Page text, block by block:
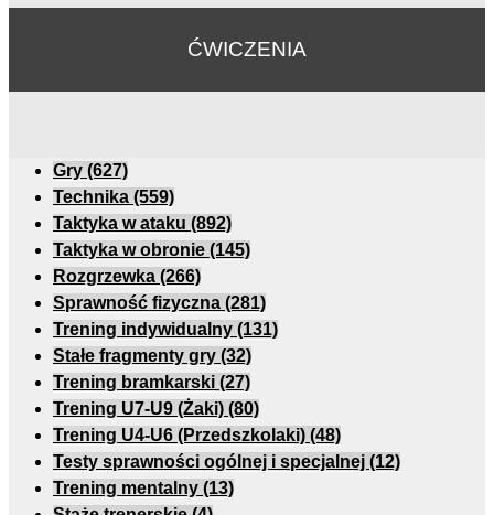
ĆWICZENIA
Gry (627)
Technika (559)
Taktyka w ataku (892)
Taktyka w obronie (145)
Rozgrzewka (266)
Sprawność fizyczna (281)
Trening indywidualny (131)
Stałe fragmenty gry (32)
Trening bramkarski (27)
Trening U7-U9 (Żaki) (80)
Trening U4-U6 (Przedszkolaki) (48)
Testy sprawności ogólnej i specjalnej (12)
Trening mentalny (13)